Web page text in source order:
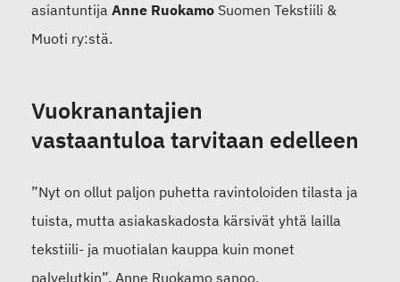
asiantuntija Anne Ruokamo Suomen Tekstiili &
Muoti ry:stä.
Vuokranantajien
vastaantuloatarvitaan edelleen
”Nyt on ollut paljon puhetta ravintoloiden tilasta ja
tuista, mutta asiakaskadosta kärsivät yhtä lailla
tekstiili- ja muotialan kauppa kuin monet
palvelutkin”, Anne Ruokamo sanoo.